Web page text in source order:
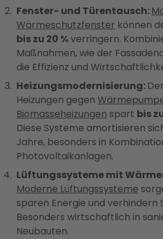
Fenster- und Türentausch:
Wärmeschutzfenster können
bis zu 20 %verringern.
Maßnahmen, wie der
die Effizienz und
Heizungsmodernisierung:
Heizungen gegen
Biomasseheizungen spart bis
Diese Systeme amortisieren
Jahre, besonders in
Photovoltaikanlagen.
Lüftungssysteme mit
Moderne Lüftungssysteme
sparen Energie und verhindern
Besonders wirtschaftlich in
Neubauten.